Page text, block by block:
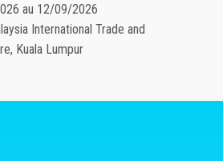
au 12/09/2026
International Trade and
Kuala Lumpur